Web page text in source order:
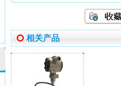
相关产品